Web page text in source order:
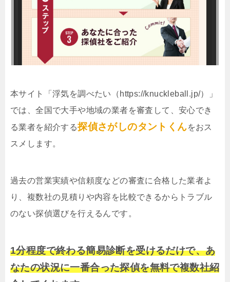
本サイト「浮気を調べたい（https://knuckleball.jp/）」
では、全国で大手や地域の業者を審査して、安心でき
る業者を紹介する探偵さがしのタントくんをおス
スメします。
過去の営業実績や信頼度などの審査に合格した業者よ
り、複数社の見積りや内容を比較できるからトラブル
のない探偵選びを行えるんです。
1分程度で終わる簡易診断を受けるだけで、あ
なたの状況に一番合った探偵を無料で複数社紹